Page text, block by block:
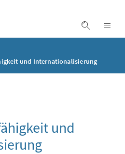
Suche
und Internationalisierung
und